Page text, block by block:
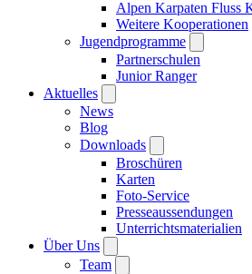
Alpen Karpaten Fluss
Weitere Kooperationen
Jugendprogramme
Partnerschulen
Junior Ranger
Aktuelles
News
Blog
Downloads
Broschüren
Karten
Foto-Service
Presseaussendungen
Unterrichtsmaterialien
Über Uns
Team